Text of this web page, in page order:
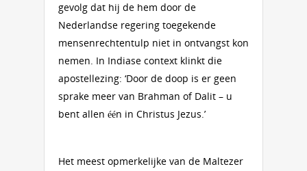
gevolg dat hij de hem door de
Nederlandse regering toegekende
mensenrechtentulp niet in ontvangst kon
nemen. In Indiase context klinkt die
apostellezing: ‘Door de doop is er geen
sprake meer van Brahman of Dalit – u
bent allen één in Christus Jezus.’
Het meest opmerkelijke van de Maltezer